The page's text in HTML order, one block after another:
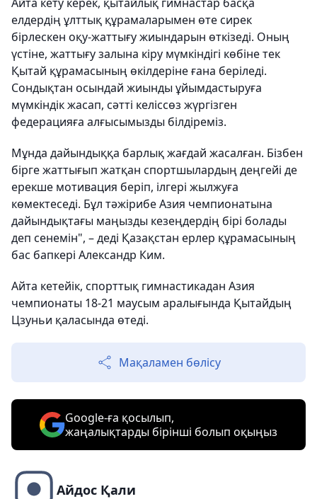
елдердің ұлттық құрамаларымен өте сирек
бірлескен оқу-жаттығу жиындарын өткізеді. Оның
үстіне, жаттығу залына кіру мүмкіндігі көбіне тек
Қытай құрамасының өкілдеріне ғана беріледі.
Сондықтан осындай жиынды ұйымдастыруға
мүмкіндік жасап, сәтті келіссөз жүргізген
федерацияға алғысымызды білдіреміз.
Мұнда дайындыққа барлық жағдай жасалған. Бізбен
бірге жаттығып жатқан спортшылардың деңгейі де
ерекше мотивация беріп, ілгері жылжуға
көмектеседі. Бұл тәжірибе Азия чемпионатына
дайындықтағы маңызды кезеңдердің бірі болады
деп сенемін", – деді Қазақстан ерлер құрамасының
бас бапкері Александр Ким.
Айта кетейік, спорттық гимнастикадан Азия
чемпионаты 18-21 маусым аралығында Қытайдың
Цзуньи қаласында өтеді.
Мақаламен бөлісу
Google-ға қосылып,
жаңалықтарды бірінші болып оқыңыз
Айдос Қали